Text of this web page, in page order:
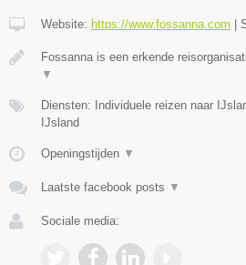
Website: https://www.fossanna.com
Fossanna is een erkende
▼
Diensten: Individuele reizen naar
IJsland
Openingstijden ▼
Laatste facebook posts ▼
Sociale media: